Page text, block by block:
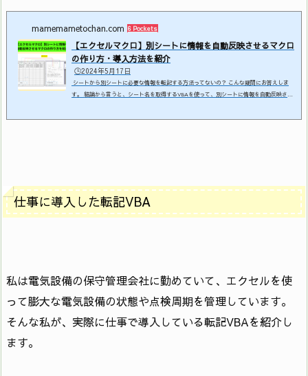
mamemametochan.com 6 Pockets
【エクセルマクロ】別シートに情報を自動反映させるマクロ
の作り方・導入方法を紹介
🕒️2024年5月17日
シートから別シートに必要な情報を転記する方法ってないの？ こんな疑問にお答えしま
す。 結論から言うと、シート名を取得するVBAを使って、別シートに情報を自動反映させ
仕事に導入した転記VBA
私は電気設備の保守管理会社に勤めていて、エクセルを使
って膨大な電気設備の状態や点検周期を管理しています。
そんな私が、実際に仕事で導入している転記VBAを紹介し
ます。